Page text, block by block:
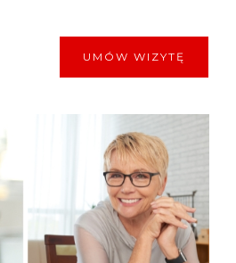
UMÓW WIZYTĘ